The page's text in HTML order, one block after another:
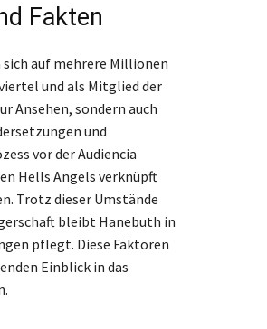
Fakten
auf mehrere Millionen
und als Mitglied der
Ansehen, sondern auch
und
vor der Audiencia
Hells Angels verknüpft
Trotz dieser Umstände
bleibt Hanebuth in
pflegt. Diese Faktoren
Einblick in das